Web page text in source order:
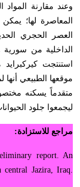
وعند مقارنة المواد
المعاصرة لها؛
العصر الحجري
الداخلية من سورية
استنتجت
موقعها الطبيعي
متقدماً يسكنه
ليجمعوا جلود
مراجع للاستزادة:
report. An
Jazira, Iraq.